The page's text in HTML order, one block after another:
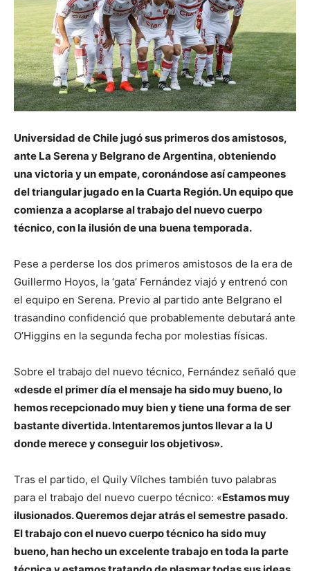
Universidad de Chile jugó sus primeros dos amistosos,
ante La Serena y Belgrano de Argentina, obteniendo
una victoria y un empate, coronándose así campeones
del triangular jugado en la Cuarta Región. Un equipo que
comienza a acoplarse al trabajo del nuevo cuerpo
técnico, con la ilusión de una buena temporada.
Pese a perderse los dos primeros amistosos de la era de
Guillermo Hoyos, la ‘gata’ Fernández viajó y entrenó con
el equipo en Serena. Previo al partido ante Belgrano el
trasandino confidenció que probablemente debutará ante
O’Higgins en la segunda fecha por molestias físicas.
Sobre el trabajo del nuevo técnico, Fernández señaló que
«desde el primer día el mensaje ha sido muy bueno, lo
hemos recepcionado muy bien y tiene una forma de ser
bastante divertida. Intentaremos juntos llevar a la U
donde merece y conseguir los objetivos».
Tras el partido, el Quily Vílches también tuvo palabras
para el trabajo del nuevo cuerpo técnico: «Estamos muy
ilusionados. Queremos dejar atrás el semestre pasado.
El trabajo con el nuevo cuerpo técnico ha sido muy
bueno, han hecho un excelente trabajo en toda la parte